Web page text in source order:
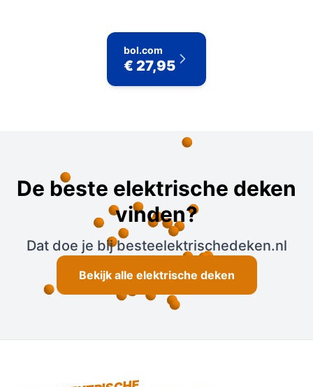
bol.com
€ 27,95
De beste elektrische deken
vinden?
Dat doe je bij besteelektrischedeken.nl
Bekijk alle elektrische deken